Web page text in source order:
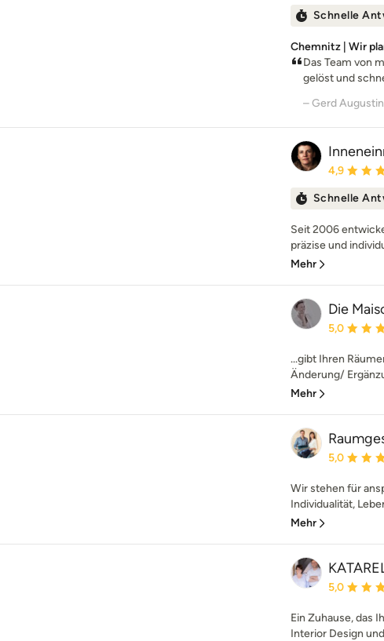
Schnelle
Chemnitz | Wir
Das Team von
gelöst und
– Gerd Augustin
4,9
Schnelle
Seit 2006
präzise und
Mehr
Die
5,0
...gibt Ihren
Änderung/
Mehr
5,0
Wir stehen für
Individualität,
Mehr
5,0
Ein Zuhause, das
Interior Design